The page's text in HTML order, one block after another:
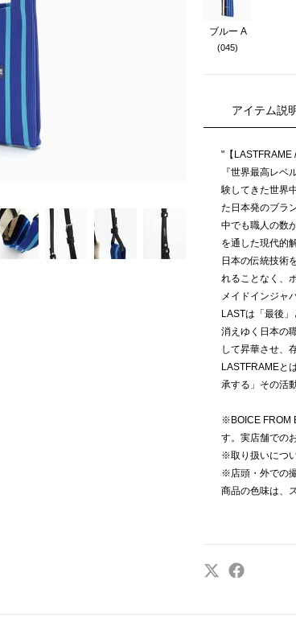
ブルー A
(045)
アイテム説
"【LASTFRAME
『世界最高レ
験してきた世界
た日本発のブラ
中でも職人の数
を通した現代的
日本の伝統技術
れることなく、
メイドインジャ
LASTは「最後
消えゆく日本の
して昇華させ、
LASTFRAMEと
承する」その活
※BOICE FROM
す。実店舗での
※取り扱いにつ
※店頭・外での
商品の色味は、